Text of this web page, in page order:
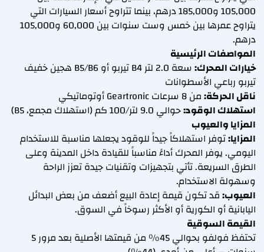
105,000 و185,000 درهم، بينما تتراوح أسعار السيارات التي
يتراوح عمرها بين خمس وست سنوات بين 60,000 و105,000
درهم.
المواصفات الرئيسية
خيارات المحرك:
سعة 2.0 لتر B4 تيربو أو B5/B6 هجين خفيف
تيربو رباعي الأسطوانات
ناقل الحركة:من 8 سرعات Geartronic أوتوماتيكي
استهلاك الوقود:حوالي 9.0 لتر/100 كم (استهلاك مجمع، B5)
المزايا والعيوب
المزايا:توفر استهلاكاً جيداً للوقود يجعلها مناسبة للاستخدام
اليومي. يوفر المحرك أداءً مناسباً للقيادة داخل المدينة وعلى
الطرق السريعة. تأتي بتجهيزات وتقنيات جيدة تعزز الراحة
وسهولة الاستخدام.
العيوب:قد تكون قيمة إعادة البيع أضعف من بعض البدائل
اليابانية أو الكورية أو الأكثر رسوخاً في السوق.
القيمة السوقية
تحتفظ فولفو بحوالي 45% من قيمتها الأصلية بعد مرور 5